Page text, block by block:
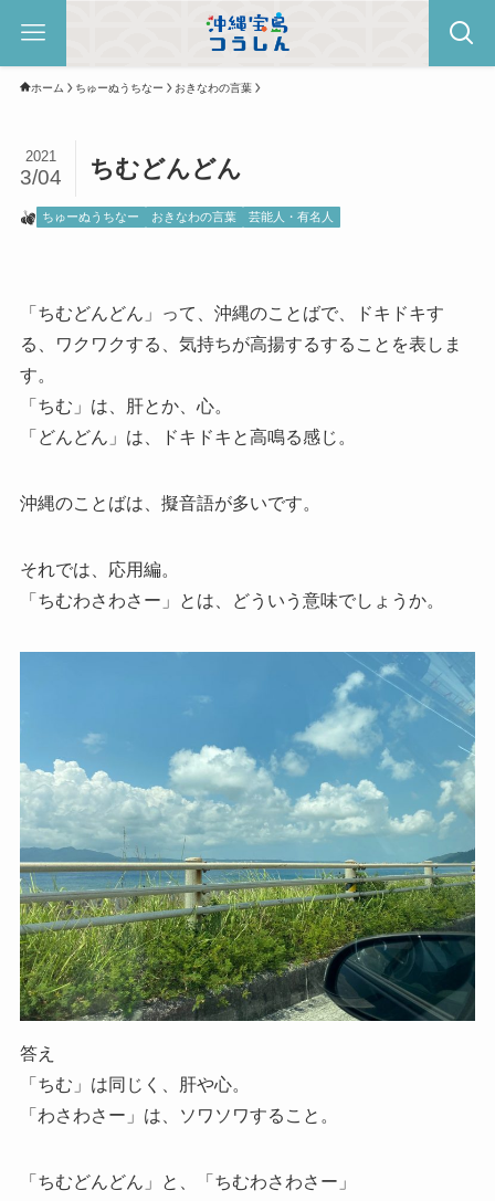
ホーム ちゅーぬうちなー おきなわの言葉
ちむどんどん
2021
3/04
ちゅーぬうちなー おきなわの言葉 芸能人・有名人
「ちむどんどん」って、沖縄のことばで、ドキドキす
る、ワクワクする、気持ちが高揚するすることを表しま
す。
「ちむ」は、肝とか、心。
「どんどん」は、ドキドキと高鳴る感じ。
沖縄のことばは、擬音語が多いです。
それでは、応用編。
「ちむわさわさー」とは、どういう意味でしょうか。
答え
「ちむ」は同じく、肝や心。
「わさわさー」は、ソワソワすること。
「ちむどんどん」と、「ちむわさわさー」